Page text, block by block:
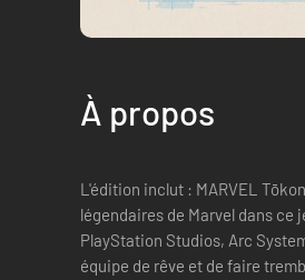
À propos
L'édition inclut : MARVEL
légendaires de Marvel dans ce
PlayStation Studios, Arc System Works et Marvel
équipe de rêve et de faire